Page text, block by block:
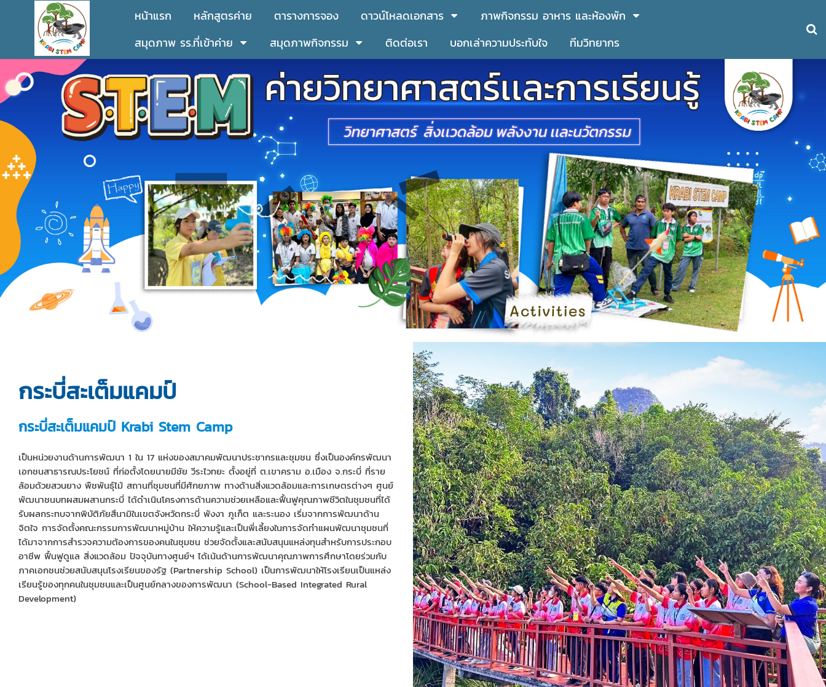
หน้าแรก หลักสูตรค่าย ตารางการจอง ดาวน์โหลดเอกสาร
ภาพกิจกรรม อาหาร และห้องพัก
สมุดภาพ รร.ที่เข้าค่าย
สมุดภาพกิจกรรม ติดต่อเรา บอกเล่าความประทับใจ ทีมวิทยากร
กระบี่สะเต็มแคมป์
กระบี่สะเต็มแคมป์ Krabi Stem Camp
เป็นหน่วยงานด้านการพัฒนา 1 ใน 17 แห่งของสมาคมพัฒนาประชากรและชุมชน ซึ่งเป็นองค์กรพัฒนา
เอกชนสาธารณประโยชน์ ที่ก่อตั้งโดยนายมีชัย วีระไวทยะ ตั้งอยู่ที่ ต.เขาคราม อ.เมือง จ.กระบี่ ที่ราย
ล้อมด้วยสวนยาง พืชพันธุ์ไม้ สถานที่ชุมชนที่มีศักยภาพ ทางด้านสิ่งแวดล้อมและการเกษตรต่างๆ ศูนย์
พัฒนาชนบทผสมผสานกระบี่ ได้ดำเนินโครงการด้านความช่วยเหลือและฟื้นฟูคุณภาพชีวิตในชุมชนที่ได้
รับผลกระทบจากพิบัติภัยสึนามิในเขตจังหวัดกระบี่ พังงา ภูเก็ต และระนอง เริ่มจากการพัฒนาด้าน
จิตใจ การจัดตั้งคณะกรรมการพัฒนาหมู่บ้าน ให้ความรู้และเป็นพี่เลี้ยงในการจัดทำแผนพัฒนาชุมชนที่
ได้มาจากการสำรวจความต้องการของคนในชุมชน ช่วยจัดตั้งและสนับสนุนแหล่งทุนสำหรับการประกอบ
อาชีพ ฟื้นฟูดูแล สิ่งแวดล้อม ปัจจุบันทางศูนย์ฯ ได้เน้นด้านการพัฒนาคุณภาพการศึกษาโดยร่วมกับ
ภาคเอกชนช่วยสนับสนุนโรงเรียนของรัฐ (Partnership School) เป็นการพัฒนาให้โรงเรียนเป็นแหล่ง
เรียนรู้ของทุกคนในชุมชนและเป็นศูนย์กลางของการพัฒนา (School-Based Integrated Rural
Development)